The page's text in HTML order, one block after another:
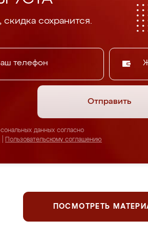
скидка сохранится.
Отправить
данных согласно
Пользовательскому соглашению
ПОСМОТРЕТЬ